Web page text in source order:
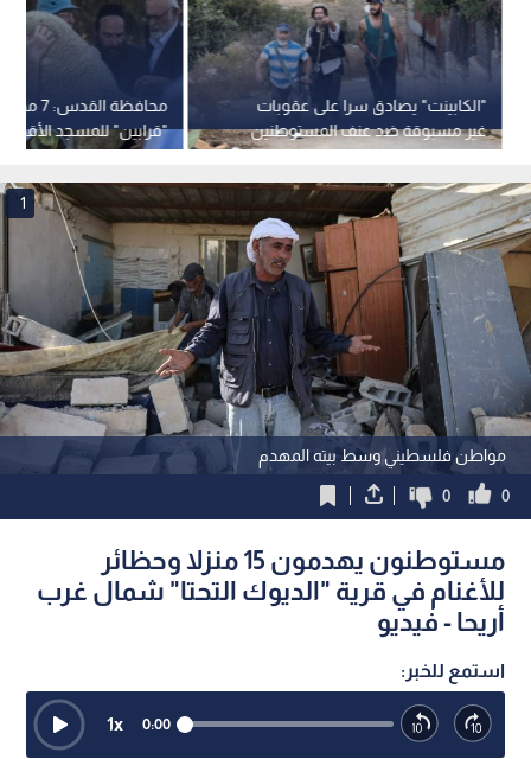
محافظة
"قرابين" للمسجد
"الفصح اليهودي" هذا
"الكابينت" يصادق سرا على عقوبات
غير مسبوقة ضد عنف المستوطنين
في الضفة
مواطن فلسطيني وسط بيته المهدم
1
0
0
مستوطنون يهدمون 15 منزلا وحظائر
للأغنام في قرية "الديوك التحتا" شمال غرب
أريحا - فيديو
استمع للخبر:
0:00
1x